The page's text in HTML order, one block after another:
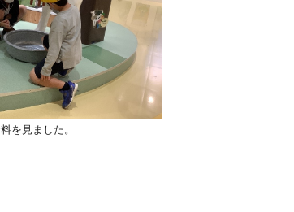
を見ました。